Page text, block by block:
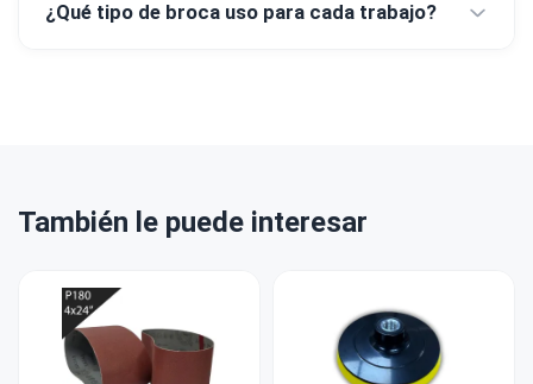
¿Qué tipo de broca uso para cada trabajo?
También le puede interesar